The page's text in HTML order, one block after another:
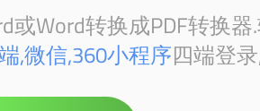
Word转换成PDF转换
,微信,360小程序四端登